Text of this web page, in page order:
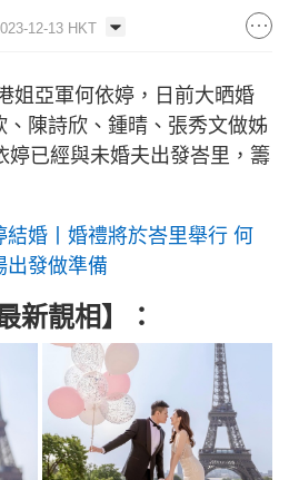
12-13 HKT
姐亞軍何依婷，日前大晒婚
陳詩欣、鍾晴、張秀文做姊
婷已經與未婚夫出發峇里，籌
結婚丨婚禮將於峇里舉行 何
出發做準備
新靚相】：